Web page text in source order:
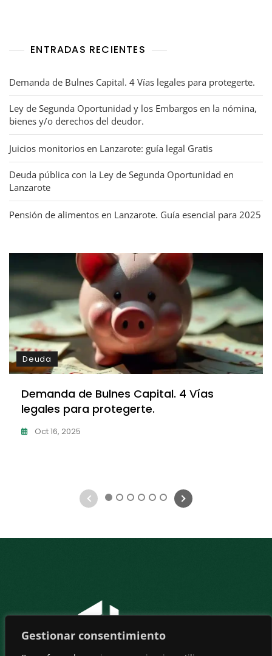
Gestionar consentimiento
ENTRADAS RECIENTES
Demanda de Bulnes Capital. 4 Vías legales para protegerte.
Ley de Segunda Oportunidad y los Embargos en la nómina,
bienes y/o derechos del deudor.
Juicios monitorios en Lanzarote: guía legal Gratis
Deuda pública con la Ley de Segunda Oportunidad en
Lanzarote
Pensión de alimentos en Lanzarote. Guía esencial para 2025
Deuda
Demanda de Bulnes Capital. 4 Vías
legales para protegerte.
Oct 16, 2025
1 2 3 4 5 6